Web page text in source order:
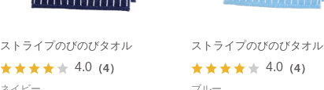
ストライプのびのびタオル
4.0 （4）
ストライプのびのびタオル
4.0 （4）